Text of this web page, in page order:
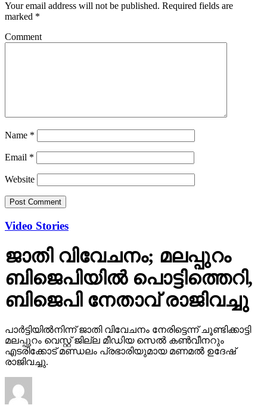
Your email address will not be published. Required fields are
marked *
Comment
Name *
Email *
Website
Video Stories
ജാതി വിവേചനം; മലപ്പുറം
ബിജെപിയില്‍ പൊട്ടിത്തെറി,
ബിജെപി നേതാവ് രാജിവച്ചു
പാര്‍ട്ടിയില്‍നിന്ന് ജാതി വിവേചനം നേരിട്ടെന്ന് ചൂണ്ടിക്കാട്ടി
മലപ്പുറം വെസ്റ്റ് ജില്ല മീഡിയ സെല്‍ കണ്‍വീനറും
എടരിക്കോട് മണ്ഡലം പ്രഭാരിയുമായ മണമല്‍ ഉദേഷ്
രാജിവച്ചു.